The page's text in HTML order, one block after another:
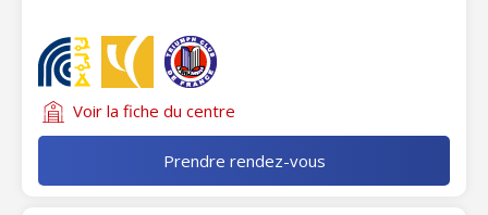
Voir la fiche du centre
Prendre rendez-vous